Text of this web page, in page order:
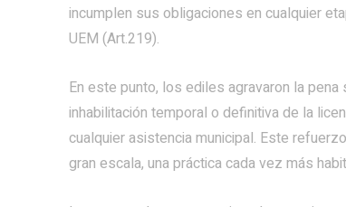
incumplen sus obligaciones en cualquier
UEM (Art.219).
En este punto, los ediles agravaron la
inhabilitación temporal o definitiva de la
cualquier asistencia municipal. Este
gran escala, una práctica cada vez más